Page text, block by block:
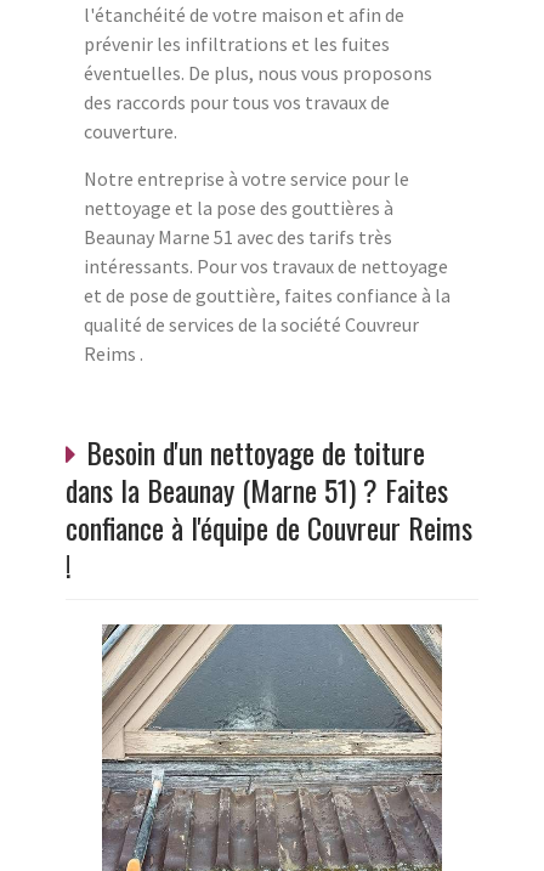
l'étanchéité de votre maison et afin de
prévenir les infiltrations et les fuites
éventuelles. De plus, nous vous proposons
des raccords pour tous vos travaux de
couverture.
Notre entreprise à votre service pour le
nettoyage et la pose des gouttières à
Beaunay Marne 51 avec des tarifs très
intéressants. Pour vos travaux de nettoyage
et de pose de gouttière, faites confiance à la
qualité de services de la société Couvreur
Reims .
Besoin d'un nettoyage de toiture
dans la Beaunay (Marne 51) ? Faites
confiance à l'équipe de Couvreur Reims
!